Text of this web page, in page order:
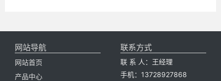
网站导航
网站首页
产品中心
联系方式
联 系 人：王经理
手机：13728927868